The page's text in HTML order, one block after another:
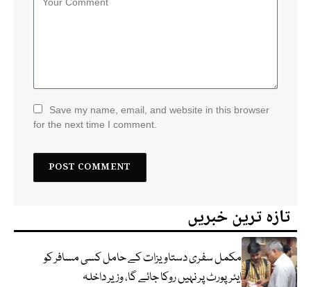
Save my name, email, and website in this browser
for the next time I comment.
تازہ ترین خبریں
مکمل سفری دستاویزات کے حامل کسی مسافر کو
ایئرپورٹ پر نہیں روکا جائے گا، وزیر داخلہ